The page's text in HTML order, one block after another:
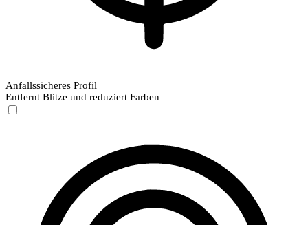
Anfallssicheres Profil
Entfernt Blitze und reduziert Farben